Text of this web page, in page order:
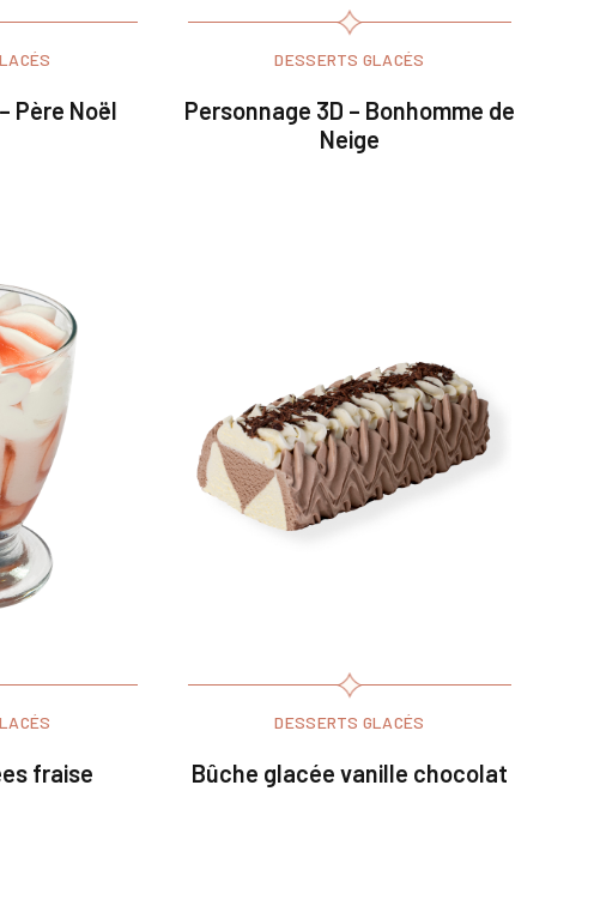
Père Noël
DESSERTS GLACÉS
Personnage 3D – Bonhomme de
Neige
fraise
DESSERTS GLACÉS
Bûche glacée vanille chocolat